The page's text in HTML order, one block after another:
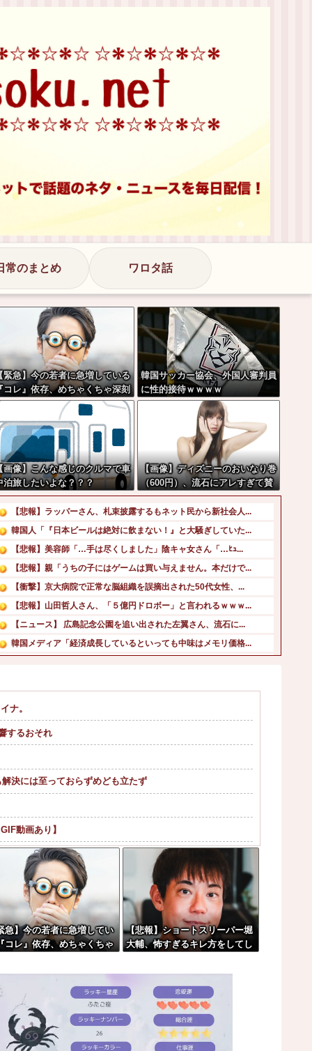
常のまとめ ワロタ話
緊急】今の若者に急増している
コレ』依存、めちゃくちゃ深刻
模様w w w w w w w w w w
韓国サッカー協会、外国人審判員
に性的接待ｗｗｗｗ
画像】こんな感じのクルマで車
泊旅したいよな？？？
【画像】ディズニーのおいなり巻
（600円）、流石にアレすぎて賛
否両論の大炎上をしてしまうw w
w w w w w
【悲報】ラッパーさん、札束披露するもネット民から新社会人...
韓国人「『日本ビールは絶対に飲まない！』と大騒ぎしていた...
【悲報】美容師「…手は尽くしました」陰キャ女さん「…ﾋｭ...
【悲報】親「うちの子にはゲームは買い与えません。本だけで...
【衝撃】京大病院で正常な脳組織を誤摘出された50代女性、...
【悲報】山田哲人さん、「５億円ドロボー」と言われるｗｗｗ...
【ニュース】 広島記念公園を追い出された左翼さん、流石に...
韓国メディア「経済成長しているといっても中味はメモリ価格...
【悲報】佐藤二朗さん主演の「踊る」スピンオフ作品、結局撮...
【悲報】テレビ業界、ガチで逝く・・・・他
ナ。
するおそれ
決には至っておらずめども立たず
動画あり】
刻な模様w w w w w w w w w w
かしいか？？？？？？
ち上げる姿披露
急】今の若者に急増してい
コレ』依存、めちゃくちゃ
【悲報】ショートスリーパー堀
大輔、怖すぎるキレ方をしてし